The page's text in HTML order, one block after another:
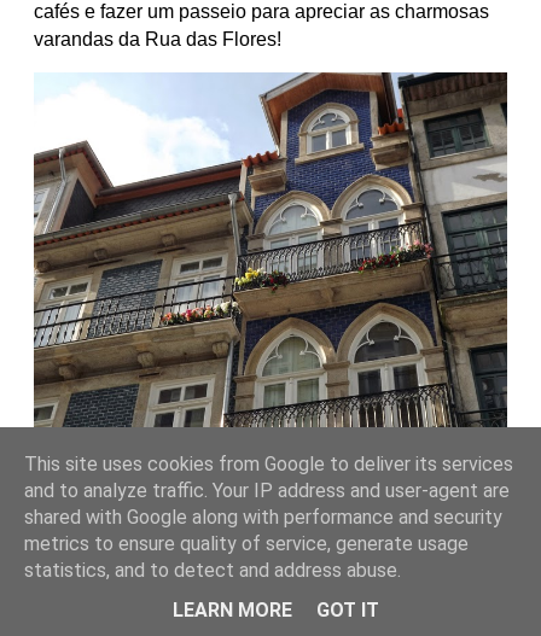
cafés e fazer um passeio para apreciar as charmosas
varandas da Rua das Flores!
Se visitar o Porto, esta é uma das ruas que não pode
deixar de conhecer.
E se vive na cidade é passeio obrigatório, porque
todos os dias a Rua das Flores está a renovar-se!
This site uses cookies from Google to deliver its services
and to analyze traffic. Your IP address and user-agent are
shared with Google along with performance and security
metrics to ensure quality of service, generate usage
statistics, and to detect and address abuse.
LEARN MORE
GOT IT